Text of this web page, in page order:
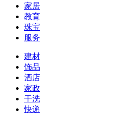
家居
教育
珠宝
服务
建材
饰品
酒店
家政
干洗
快递